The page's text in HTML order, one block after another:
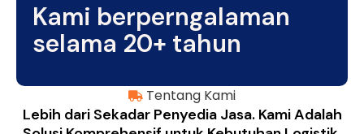
Kami berperngalaman
selama 20+ tahun
Tentang Kami
Lebih dari Sekadar Penyedia Jasa. Kami Adalah